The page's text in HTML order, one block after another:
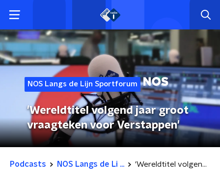
NOS Langs de Lijn Sportforum
'Wereldtitel volgend jaar groot
vraagteken voor Verstappen'
Podcasts NOS Langs de Li ... 'Wereldtitel volgend jaar groot vraagteken voor Verstappen'